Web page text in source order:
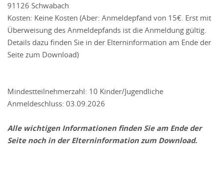
91126 Schwabach
Kosten: Keine Kosten (Aber: Anmeldepfand von 15€. Erst mit
Überweisung des Anmeldepfands ist die Anmeldung gültig.
Details dazu finden Sie in der Elterninformation am Ende der
Seite zum Download)
Mindestteilnehmerzahl: 10 Kinder/Jugendliche
Anmeldeschluss: 03.09.2026
Alle wichtigen Informationen finden Sie am Ende der
Seite noch in der Elterninformation zum Download.